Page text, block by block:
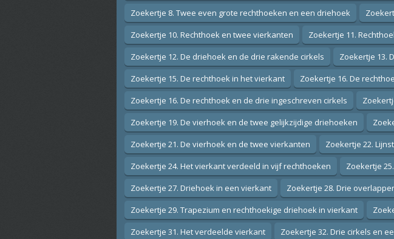
Zoekertje 8. Twee even grote rechthoeken en een driehoek
Zoekertje 10. Rechthoek en twee vierkanten
Zoekertje 11.
Zoekertje 12. De driehoek en de drie rakende cirkels
Zoekertje 13.
Zoekertje 15. De rechthoek in het vierkant
Zoekertje 16. De
Zoekertje 16. De rechthoek en de drie ingeschreven cirkels
Zoekertje 19. De vierhoek en de twee gelijkzijdige driehoeken
Zoekertje 21. De vierhoek en de twee vierkanten
Zoekertje 22.
Zoekertje 24. Het vierkant verdeeld in vijf rechthoeken
Zoekertje
Zoekertje 27. Driehoek in een vierkant
Zoekertje 28. Drie
Zoekertje 29. Trapezium en rechthoekige driehoek in vierkant
Zoekertje 31. Het verdeelde vierkant
Zoekertje 32. Drie cirkels en